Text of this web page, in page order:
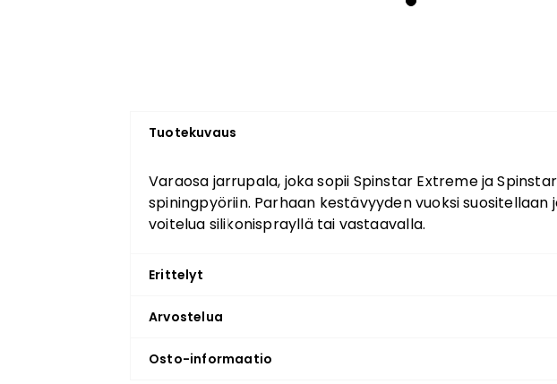
Tuotekuvaus
Varaosa jarrupala, joka sopii Spinstar Extreme ja
spiningpyöriin. Parhaan kestävyyden vuoksi suositellaan
voitelua silikonisprayllä tai vastaavalla.
Erittelyt
Arvostelua
Osto-informaatio